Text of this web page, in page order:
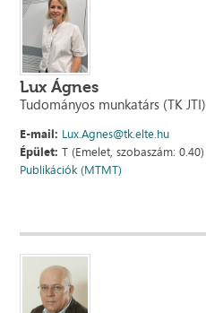
Lux Ágnes
Tudományos munkatárs (TK JTI)
E-mail: Lux.Agnes@tk.elte.hu
Épület: T (Emelet, szobaszám: 0.40)
Publikációk (MTMT)